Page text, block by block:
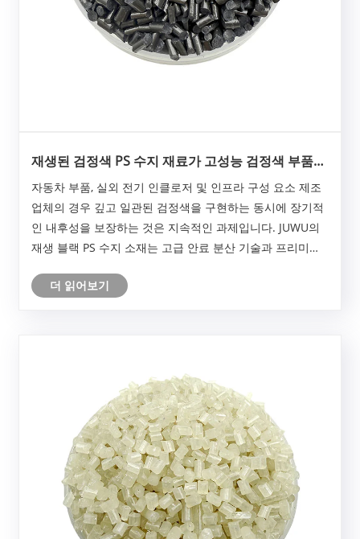
재생된 검정색 PS 수지 재료가 고성능 검정색 부품을
자동차 부품, 실외 전기 인클로저 및 인프라 구성 요소 제조
업체의 경우 깊고 일관된 검정색을 구현하는 동시에 장기적
인 내후성을 보장하는 것은 지속적인 과제입니다. JUWU의
재생 블랙 PS 수지 소재는 고급 안료 분산 기술과 프리미엄
간의 가속 내후성 테스트 후 2 ΔE 미만의 색상 변화를 보장
더 읽어보기